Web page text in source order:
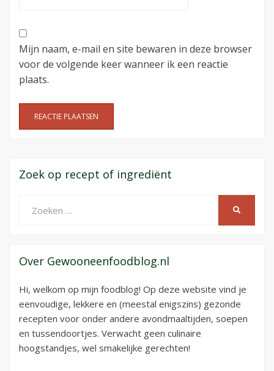
Mijn naam, e-mail en site bewaren in deze browser
voor de volgende keer wanneer ik een reactie
plaats.
Zoek op recept of ingrediënt
naar:
Over Gewooneenfoodblog.nl
Hi, welkom op mijn foodblog! Op deze website vind je
eenvoudige, lekkere en (meestal enigszins) gezonde
recepten voor onder andere avondmaaltijden, soepen
en tussendoortjes. Verwacht geen culinaire
hoogstandjes, wel smakelijke gerechten!